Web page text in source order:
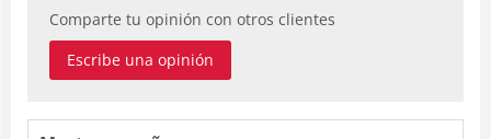
Comparte tu opinión con otros clientes
Escribe una opinión